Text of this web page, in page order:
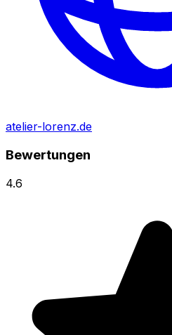
atelier-lorenz.de
Bewertungen
4.6